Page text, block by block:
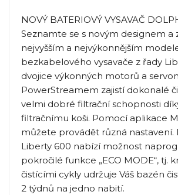
NOVÝ BATERIOVÝ VYSAVAČ
Seznamte se s novým designem a
nejvyšším a nejvýkonnějším
bezkabelového vysavače z řady
dvojice výkonných motorů a
PowerStreamem zajistí dokonalé
velmi dobré filtrační schopnosti
filtračnímu koši. Pomocí aplikace
můžete provádět různá nastavení.
Liberty 600 nabízí možnost
pokročilé funkce „ECO MODE“, tj.
čistícími cykly udržuje Váš bazén
2 týdnů na jedno nabití.